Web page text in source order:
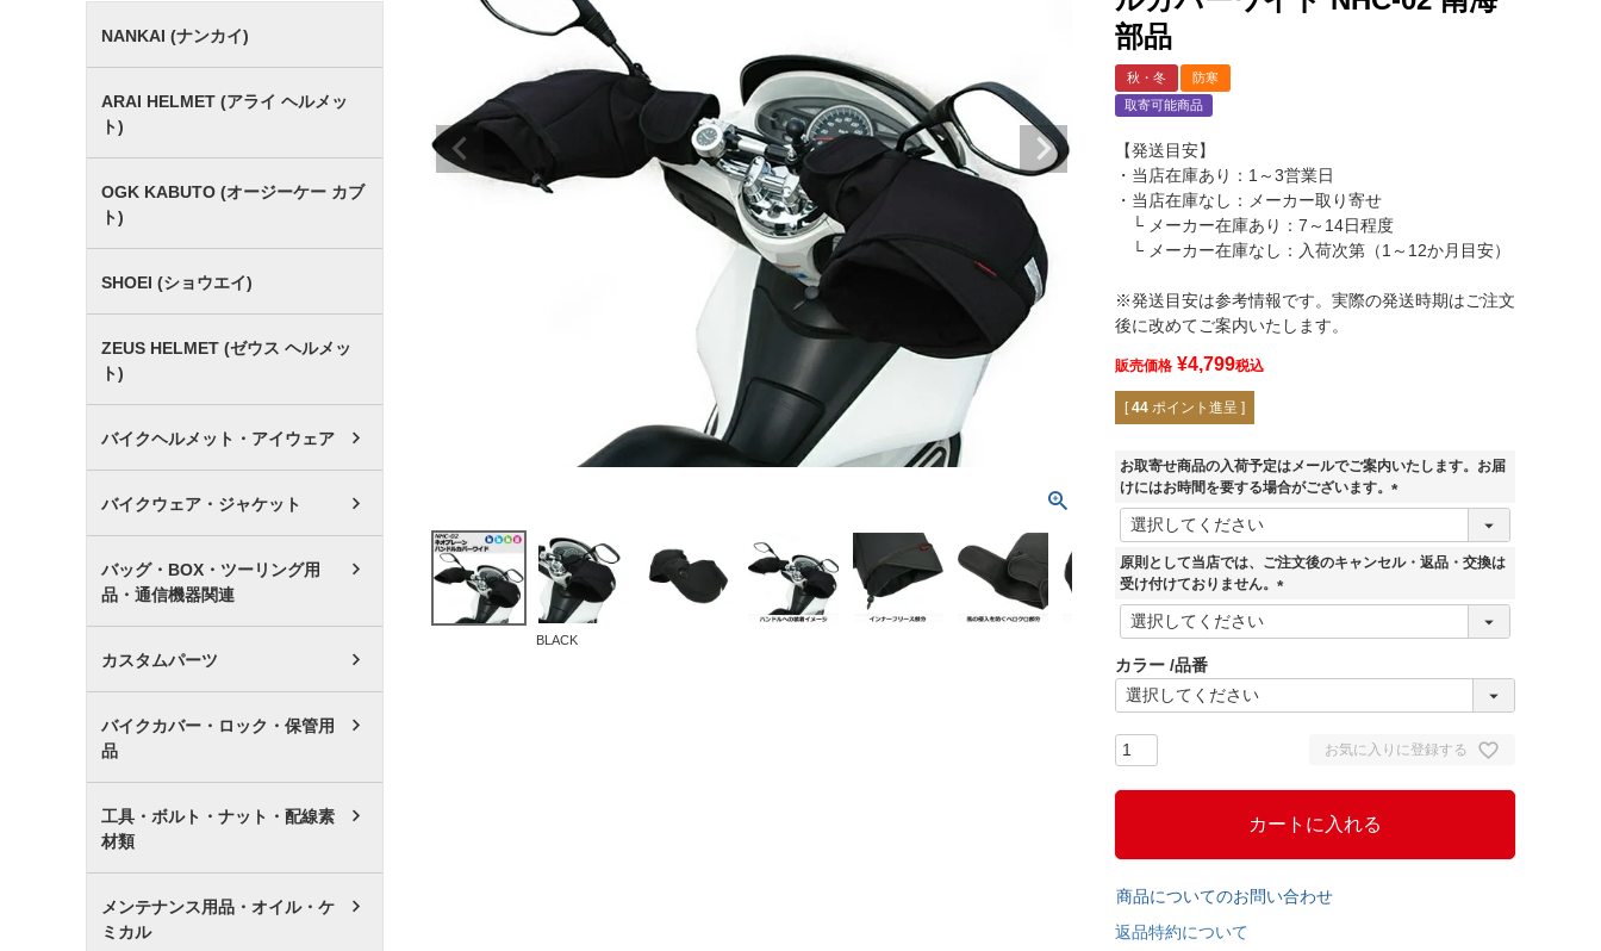
NANKAI (ナンカイ)
ARAI HELMET (アライ ヘルメッ
ト)
OGK KABUTO (オージーケー カブ
ト)
SHOEI (ショウエイ)
ZEUS HELMET (ゼウス ヘルメッ
ト)
バイクヘルメット・アイウェア
バイクウェア・ジャケット
バッグ・BOX・ツーリング用
品・通信機器関連
カスタムパーツ
バイクカバー・ロック・保管用
品
工具・ボルト・ナット・配線素
材類
メンテナンス用品・オイル・ケ
ミカル
BLACK
部品
秋・冬
防寒
取寄可能商品
【発送目安】
・当店在庫あり：1～3営業日
・当店在庫なし：メーカー取り寄せ
└ メーカー在庫あり：7～14日程度
└ メーカー在庫なし：入荷次第（1～12か月目安）
※発送目安は参考情報です。実際の発送時期はご注文
後に改めてご案内いたします。
販売価格 ¥4,799税込
[ 44 ポイント進呈 ]
お取寄せ商品の入荷予定はメールでご案内いたします。お届
けにはお時間を要する場合がございます。
(
須
原則として当店では、ご注文後のキャンセル・返品・交換は
受け付けておりません。
(
)
カラー 品番
お気に入りに登録する
カートに入れる
商品についてのお問い合わせ
返品特約について